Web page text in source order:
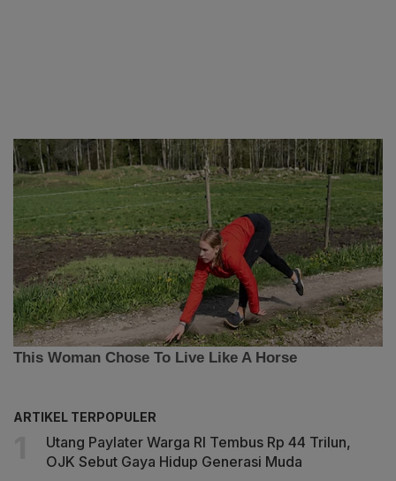
ARTIKEL TERPOPULER
Utang Paylater Warga RI Tembus Rp 44 Trilun,
OJK Sebut Gaya Hidup Generasi Muda